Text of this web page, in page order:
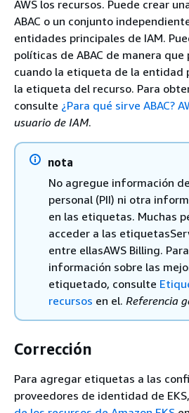
AWS los recursos. Puede crear
ABAC o un conjunto
entidades principales de IAM.
políticas de ABAC de manera
cuando la etiqueta de la entidad
la etiqueta del recurso. Para
consulte ¿Para qué sirve ABAC?
usuario de IAM.
nota
No agregue información
personal (PII) ni otra
en las etiquetas. Muchas
acceder a las
entre ellasAWS Billing.
información sobre las
etiquetado, consulte
recursos en el. Referencia
Corrección
Para agregar etiquetas a las
proveedores de identidad de